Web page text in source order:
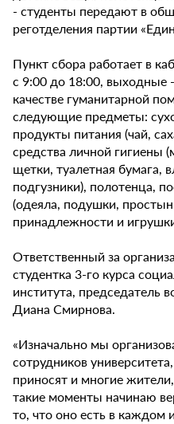
- студенты передают в
реготделения партии
Пункт сбора работает в
с 9:00 до 18:00, выходные
качестве гуманитарной
следующие предметы:
продукты питания (чай,
средства личной гигиены
щетки, туалетная бумага,
подгузники), полотенца,
(одеяла, подушки,
принадлежности и
Ответственный за
студентка 3-го курса
института, председатель
Диана Смирнова.
«Изначально мы
сотрудников
приносят и многие
такие моменты начинаю
то, что оно есть в каждом